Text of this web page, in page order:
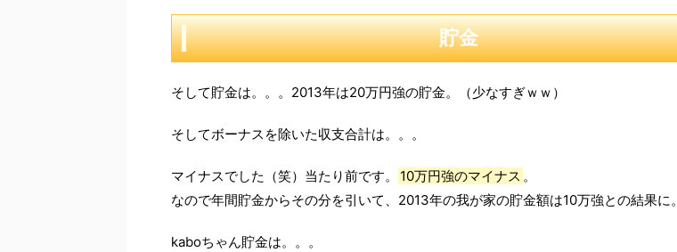
貯金
そして貯金は。。。2013年は20万円強の貯金。（少なすぎｗｗ）
そしてボーナスを除いた収支合計は。。。
マイナスでした（笑）当たり前です。 10万円強のマイナス 。
なので年間貯金からその分を引いて、2013年の我が家の貯金額は10万強との結果に。
kaboちゃん貯金は。。。